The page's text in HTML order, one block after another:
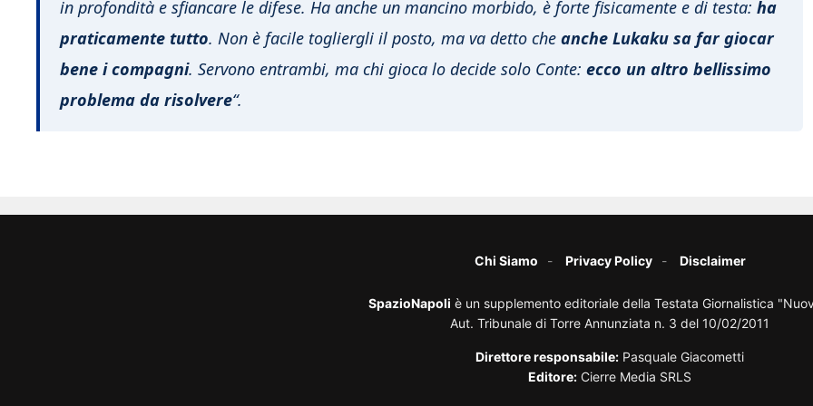
in profondità e sfiancare le difese. Ha anche un mancino morbido, è forte fisicamente e di testa: ha
praticamente tutto. Non è facile togliergli il posto, ma va detto che anche Lukaku sa far giocar
bene i compagni. Servono entrambi, ma chi gioca lo decide solo Conte: ecco un altro bellissimo
problema da risolvere“.
Chi Siamo Privacy Policy Disclaimer
SpazioNapoli è un supplemento editoriale della Testata Giornalistica
Aut. Tribunale di Torre Annunziata n. 3 del 10/02/2011
Direttore responsabile: Pasquale Giacometti
Editore: Cierre Media SRLS